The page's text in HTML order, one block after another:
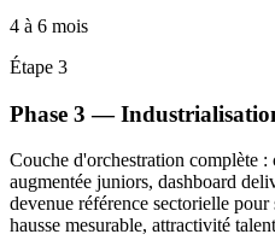
4 à 6 mois
Étape 3
Phase 3 —
Couche d'orchestration complète
augmentée juniors, dashboard
devenue référence sectorielle
hausse mesurable, attractivité